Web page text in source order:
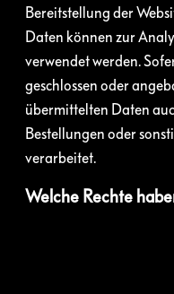
Bereitstellung der
Daten können zur
verwendet werden.
geschlossen oder
übermittelten Daten
Bestellungen oder
verarbeitet.
Welche Rechte